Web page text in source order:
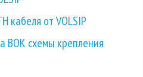
кабеля от VOLSIP
ВОК схемы крепления